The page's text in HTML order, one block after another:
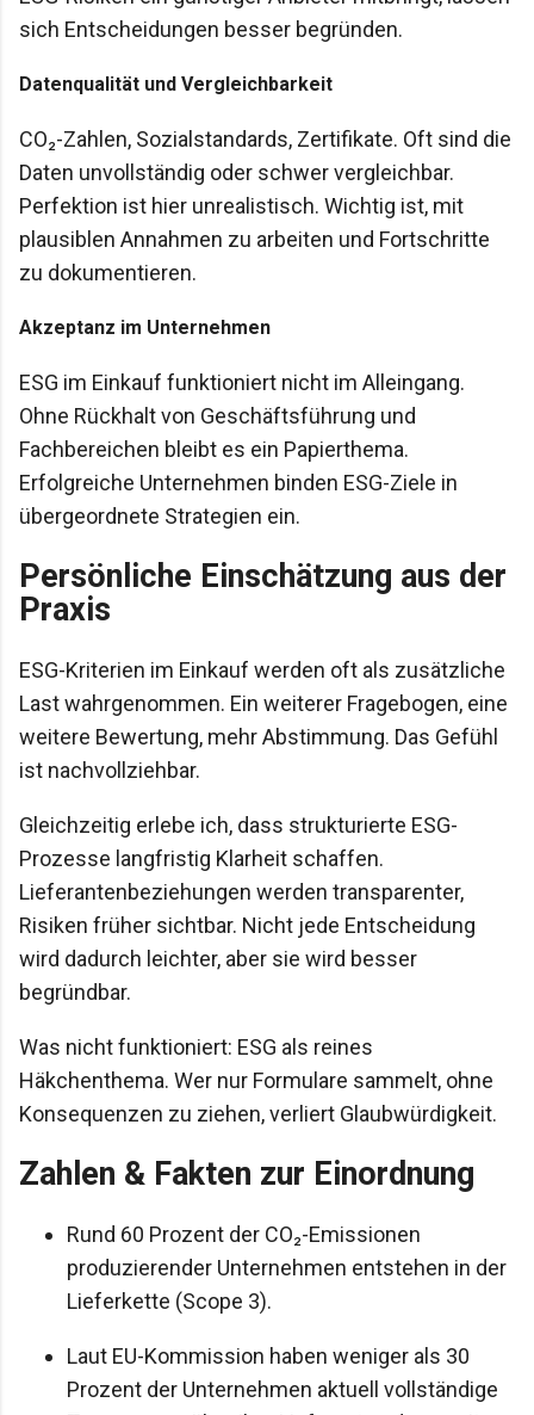
sich Entscheidungen besser begründen.
Datenqualität und Vergleichbarkeit
CO₂-Zahlen, Sozialstandards, Zertifikate. Oft sind die
Daten unvollständig oder schwer vergleichbar.
Perfektion ist hier unrealistisch. Wichtig ist, mit
plausiblen Annahmen zu arbeiten und Fortschritte
zu dokumentieren.
Akzeptanz im Unternehmen
ESG im Einkauf funktioniert nicht im Alleingang.
Ohne Rückhalt von Geschäftsführung und
Fachbereichen bleibt es ein Papierthema.
Erfolgreiche Unternehmen binden ESG-Ziele in
übergeordnete Strategien ein.
Persönliche Einschätzung aus der
Praxis
ESG-Kriterien im Einkauf werden oft als zusätzliche
Last wahrgenommen. Ein weiterer Fragebogen, eine
weitere Bewertung, mehr Abstimmung. Das Gefühl
ist nachvollziehbar.
Gleichzeitig erlebe ich, dass strukturierte ESG-
Prozesse langfristig Klarheit schaffen.
Lieferantenbeziehungen werden transparenter,
Risiken früher sichtbar. Nicht jede Entscheidung
wird dadurch leichter, aber sie wird besser
begründbar.
Was nicht funktioniert: ESG als reines
Häkchenthema. Wer nur Formulare sammelt, ohne
Konsequenzen zu ziehen, verliert Glaubwürdigkeit.
Zahlen & Fakten zur Einordnung
Rund 60 Prozent der CO₂-Emissionen
produzierender Unternehmen entstehen in der
Lieferkette (Scope 3).
Laut EU-Kommission haben weniger als 30
Prozent der Unternehmen aktuell vollständige